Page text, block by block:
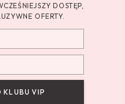
DOSTĘP,
OFERTY.
KLUBU VIP